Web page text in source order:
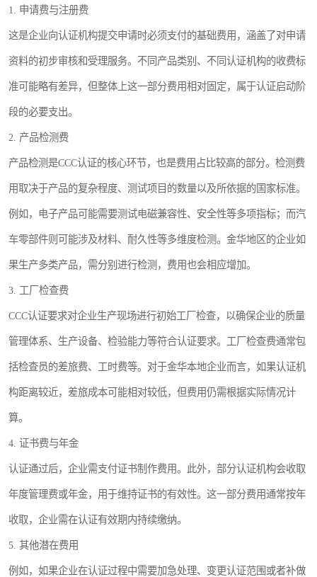
1. 申请费与注册费
这是企业向认证机构提交申请时必须支付的基础费用，涵盖了对申请
资料的初步审核和受理服务。不同产品类别、不同认证机构的收费标
准可能略有差异，但整体上这一部分费用相对固定，属于认证启动阶
段的必要支出。
2. 产品检测费
产品检测是CCC认证的核心环节，也是费用占比较高的部分。检测费
用取决于产品的复杂程度、测试项目的数量以及所依据的国家标准。
例如，电子产品可能需要测试电磁兼容性、安全性等多项指标；而汽
车零部件则可能涉及材料、耐久性等多维度检测。金华地区的企业如
果生产多类产品，需分别进行检测，费用也会相应增加。
3. 工厂检查费
CCC认证要求对企业生产现场进行初始工厂检查，以确保企业的质量
管理体系、生产设备、检验能力等符合认证要求。工厂检查费通常包
括检查员的差旅费、工时费等。对于金华本地企业而言，如果认证机
构距离较近，差旅成本可能相对较低，但费用仍需根据实际情况计
算。
4. 证书费与年金
认证通过后，企业需支付证书制作费用。此外，部分认证机构会收取
年度管理费或年金，用于维持证书的有效性。这一部分费用通常按年
收取，企业需在认证有效期内持续缴纳。
5. 其他潜在费用
例如，如果企业在认证过程中需要加急处理、变更认证范围或者补做